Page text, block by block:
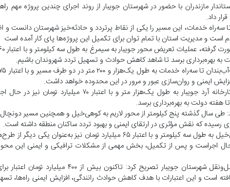
مازندران با حضور در شهرستان جویبار از روند اجرای چندین پروژه مهم
داد.
سه‌راه خدمات، این مسیر را یکی از نقاط پرتردد و حادثه‌خیز شهرستان دانست و
است و مدیریت استان با تمام توان برای تکمیل این پروژه‌ها پای کار آمده است
به بهره‌برداری برسد تا شاهد کاهش حوادث و تسهیل تردد شهروندان باشیم.
ایمنی و روان‌سازی عبور و مرور در این محدوده خواهد داشت.
استاندار مازندران ادامه داد: تعریض و ایمن‌سازی محور سه‌راه خدمات تا کارخانه آرد جویبار به طول یک‌هزار متر و با
دولت به بهره‌برداری برسد.
طی سال گذشته پنج کیلومتر از محور لاریم به کوهی‌خیل و همچنین مسیر
یونسی رستمی از اجرای پروژه احداث پل و تعریض محور لاریم تا شهر کوهی‌خیل به طول سه کیلومتر و با اعتبار ۶۵ میلیارد تومان نیز
حال اجراست و پس از تکمیل، بخش مهمی از مشکلات ترافیکی و ایمنی این
استاندار مازندران با تأکید بر نگاه ویژه دولت به توسعه زیرساخت‌های حمل‌ونقل شهرستان جویبار تصریح کرد: تاکنون
و این اعتبارات با هدف کاهش حوادث رانندگی، افزایش ایمنی راه‌ها،